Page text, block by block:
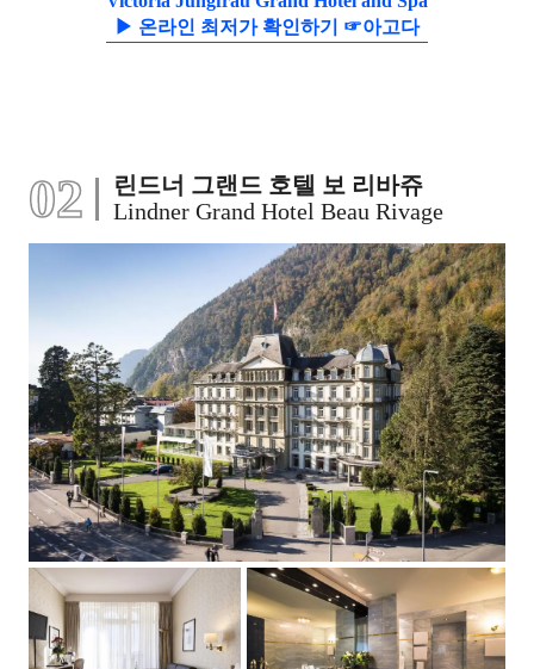
▶ 온라인 최저가 확인하기 ☞아고다
02
린드너 그랜드 호텔 보 리바쥬
Lindner Grand Hotel Beau Rivage